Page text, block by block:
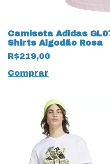
Camiseta Adidas
Shirts Algodão Rosa
R$219,00
Comprar